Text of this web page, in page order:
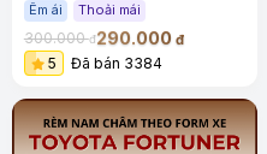
Êm ái Thoải mái
300.000đ290.000 đ
5 Đã bán 3384